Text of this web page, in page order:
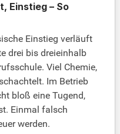
Einstieg – So
Einstieg verläuft
drei bis dreieinhalb
Viel Chemie,
Im Betrieb
bloß eine Tugend,
Einmal falsch
werden.